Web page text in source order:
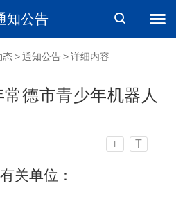
知公告
态 > 通知公告 > 详细内容
德市青少年机器人
T T
关单位：